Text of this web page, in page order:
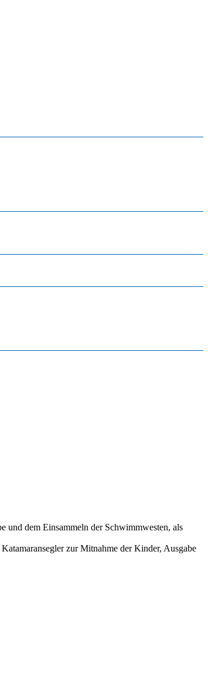
und dem Einsammeln der Schwimmwesten, als
zur Mitnahme der Kinder, Ausgabe